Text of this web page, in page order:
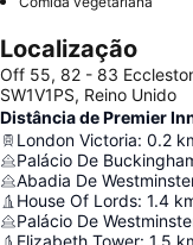
Localização
Off 55, 82 - 83
SW1V1PS, Reino Unido
Distância de Premier
London Victoria: 0.2
Palácio De
Abadia De
House Of Lords: 1.4
Palácio De